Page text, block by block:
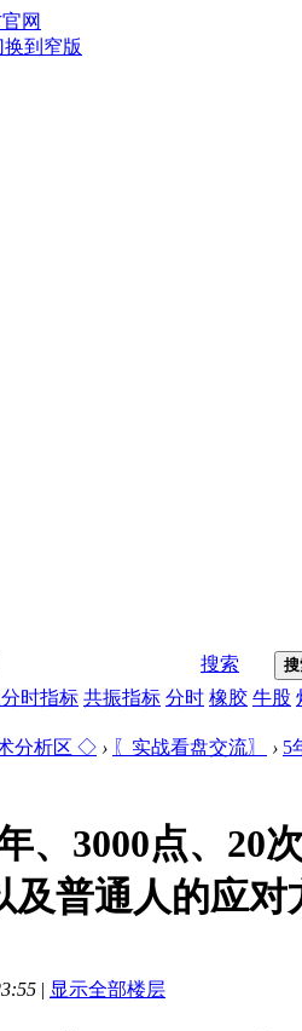
网
换到窄版
搜索
时指标 共振指标 分时 橡胶 牛股
分析区 ◇ › 〖实战看盘交流〗 › 5
、3000点、20
及普通人的应对
| 显示全部楼层